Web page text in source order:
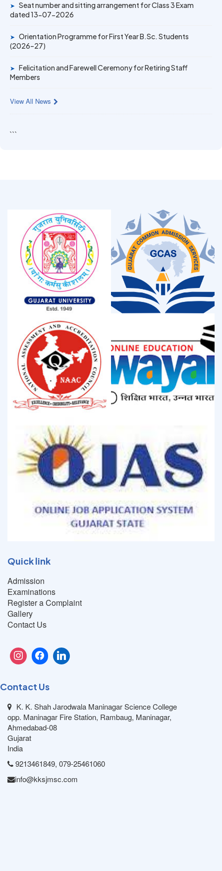
Gold Medal & University Rank Achievers – F.Y. B.Sc. Sem-
1 (2025–26)
➤ Seat number and sitting arrangement for Class 3 Exam
dated 13-07-2026
➤ Orientation Programme for First Year B.Sc. Students
(2026–27)
➤ Felicitation and Farewell Ceremony for Retiring Staff
Members
View All News
```
Quick link
Admission
Examinations
Register a Complaint
Gallery
Contact Us
Contact Us
K. K. Shah Jarodwala Maninagar Science College
opp. Maninagar Fire Station, Rambaug, Maninagar,
Ahmedabad-08
Gujarat
India
9213461849, 079-25461060
info@kksjmsc.com